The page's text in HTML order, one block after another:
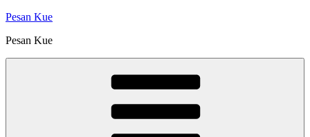
Skip
content
Pesan Kue
Pesan Kue